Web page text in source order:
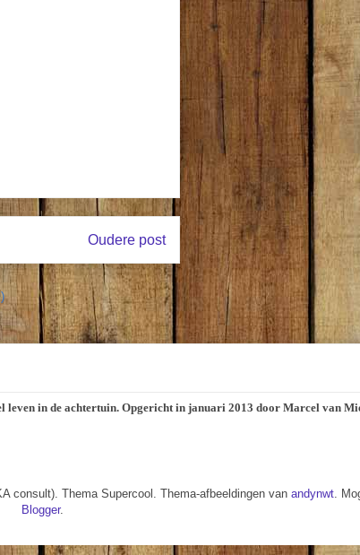
Oudere post
in de achtertuin. Opgericht in januari 2013 door Marcel van
consult). Thema Supercool. Thema-afbeeldingen van andynwt.
Blogger.